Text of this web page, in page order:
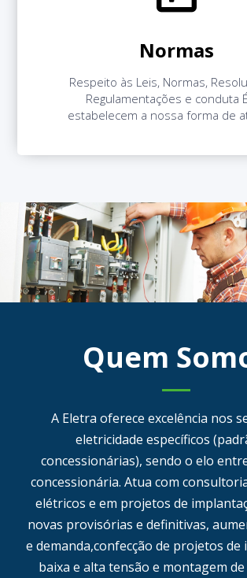
Normas
Respeito às Leis, Normas,
Regulamentações e conduta
estabelecem a nossa forma de
Quem
A Eletra oferece excelência nos
eletricidade específicos
concessionárias), sendo o elo
concessionária. Atua com
elétricos e em projetos de
novas provisórias e definitivas,
e demanda,confecção de projetos de
baixa e alta tensão e montagem